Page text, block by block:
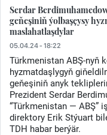
Serdar
geňeşiniň ýolbaşçysy
maslahatlaşdylar
05.04.24 - 18:22
Türkmenistan ABŞ-nyň
hyzmatdaşlygyň
geňeşiniň anyk
Prezident Serdar
“Türkmenistan — ABŞ”
direktory Erik Stýuart
TDH habar berýär.